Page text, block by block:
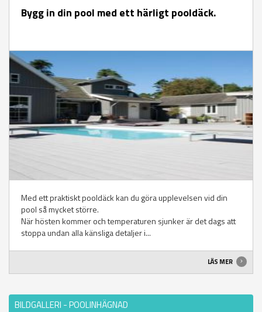
Bygg in din pool med ett härligt pooldäck.
Med ett praktiskt pooldäck kan du göra upplevelsen vid din
pool så mycket större.
När hösten kommer och temperaturen sjunker är det dags att
stoppa undan alla känsliga detaljer i...
LÄS MER
BILDGALLERI - POOLINHÄGNAD